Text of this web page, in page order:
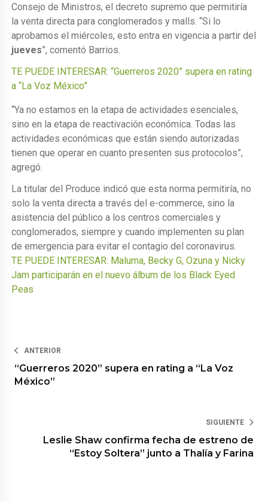
Consejo de Ministros, el decreto supremo que permitiría
la venta directa para conglomerados y malls. “Si lo
aprobamos el miércoles, esto entra en vigencia a partir del
jueves”, comentó Barrios.
TE PUEDE INTERESAR: “Guerreros 2020” supera en rating
a “La Voz México”
“Ya no estamos en la etapa de actividades esenciales,
sino en la etapa de reactivación económica. Todas las
actividades económicas que están siendo autorizadas
tienen que operar en cuanto presenten sus protocolos”,
agregó.
La titular del Produce indicó que esta norma permitiría, no
solo la venta directa a través del e-commerce, sino la
asistencia del público a los centros comerciales y
conglomerados, siempre y cuando implementen su plan
de emergencia para evitar el contagio del coronavirus.
TE PUEDE INTERESAR: Maluma, Becky G, Ozuna y Nicky
Jam participarán en el nuevo álbum de los Black Eyed
Peas
ANTERIOR
“Guerreros 2020” supera en rating a “La Voz
México”
SIGUIENTE
Leslie Shaw confirma fecha de estreno de
“Estoy Soltera” junto a Thalía y Farina